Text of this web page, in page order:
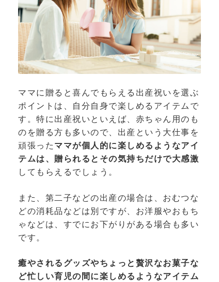
ママに贈ると喜んでもらえる出産祝いを選ぶ
ポイントは、自分自身で楽しめるアイテムで
す。特に出産祝いといえば、赤ちゃん用のも
のを贈る方も多いので、出産という大仕事を
頑張った ママが個人的に楽しめるようなアイ
テムは、贈られるとその気持ちだけで大感激
してもらえるでしょう。
また、第二子などの出産の場合は、おむつな
どの消耗品などは別ですが、お洋服やおもち
ゃなどは、すでにお下がりがある場合も多い
です。
癒やされるグッズやちょっと贅沢なお菓子な
ど忙しい育児の間に楽しめるようなアイテム